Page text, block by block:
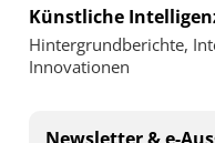
Künstliche
Hintergrundberichte,
Innovationen